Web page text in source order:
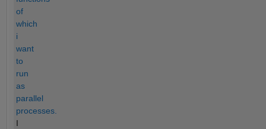
of
which
i
want
to
run
as
parallel
processes.
I